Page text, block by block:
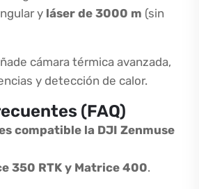
y láser de 3000 m (sin
cámara térmica avanzada,
y detección de calor.
(FAQ)
compatible la DJI Zenmuse
350 RTK y Matrice 400.